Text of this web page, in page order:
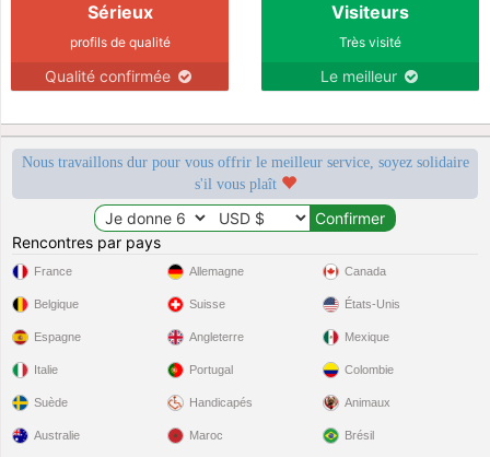
Sérieux
profils de qualité
Qualité confirmée
Visiteurs
Très visité
Le meilleur
Nous travaillons dur pour vous offrir le meilleur service, soyez solidaire
s'il vous plaît
Rencontres par pays
France
Belgique
Espagne
Italie
Suède
Allemagne
Suisse
Angleterre
Portugal
Handicapés
Canada
États-Unis
Mexique
Colombie
Animaux
Australie Maroc Brésil